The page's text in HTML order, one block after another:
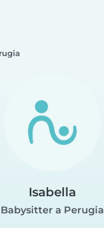
Isabella
Babysitter a Perugia